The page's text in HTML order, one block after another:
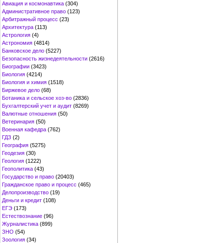
Авиация и космонавтика (304)
Административное право (123)
Арбитражный процесс (23)
Архитектура (113)
Астрология (4)
Астрономия (4814)
Банковское дело (5227)
Безопасность жизнедеятельности (2616)
Биографии (3423)
Биология (4214)
Биология и химия (1518)
Биржевое дело (68)
Ботаника и сельское хоз-во (2836)
Бухгалтерский учет и аудит (8269)
Валютные отношения (50)
Ветеринария (50)
Военная кафедра (762)
ГДЗ (2)
География (5275)
Геодезия (30)
Геология (1222)
Геополитика (43)
Государство и право (20403)
Гражданское право и процесс (465)
Делопроизводство (19)
Деньги и кредит (108)
ЕГЭ (173)
Естествознание (96)
Журналистика (899)
ЗНО (54)
Зоология (34)